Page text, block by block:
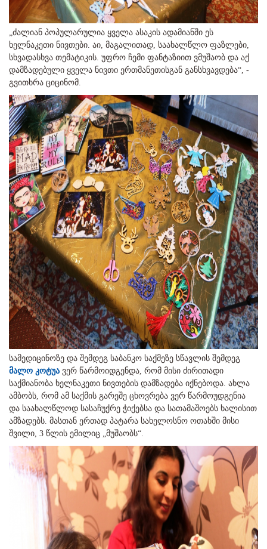
„ძალიან პოპულარულია ყველა ასაკის ადამიანში ეს
ხელნაკეთი ნივთები. აი, მაგალითად, საახალწლო ფაზლები,
სხვადასხვა თემატიკის. უფრო ჩემი ფანტაზიით ვმუშაობ და აქ
დამზადებული ყველა ნივთი ერთმანეთისგან განსხვავდება“, -
გვითხრა ციცინომ.
სამედიცინოზე და შემდეგ საბანკო საქმეზე სწავლის შემდეგ
მალო კოტუა ვერ წარმოიდგენდა, რომ მისი ძირითადი
საქმიანობა ხელნაკეთი ნივთების დამზადება იქნებოდა. ახლა
ამბობს, რომ ამ საქმის გარეშე ცხოვრება ვერ წარმოუდგენია
და საახალწლოდ სასაჩუქრე ჭიქებსა და სათამაშოებს ხალისით
ამზადებს. მასთან ერთად პატარა სახელოსნო ოთახში მისი
შვილი, 3 წლის ემილიც „მუშაობს“.